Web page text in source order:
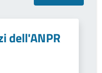
dell'ANPR